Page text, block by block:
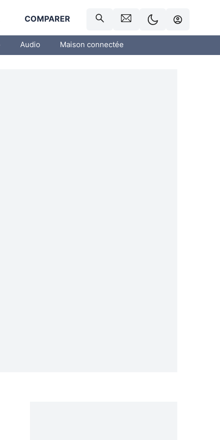
COMPARER
Audio Maison connectée